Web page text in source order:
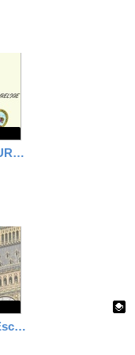
50 aniversario CEIP APIS AURELIAE
I Feria Cultural (Inglaterra, Escocia, Gales)